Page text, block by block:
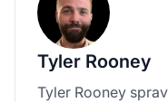
Tyler Rooney
Tyler Rooney